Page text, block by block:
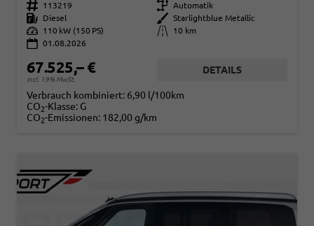
Fahrzeugnr. 113219 Getriebe Automatik
Kraftstoff
Diesel Außenfarbe
Starlightblue Metallic
Leistung
110 kW (150 PS) Kilometerstand
10 km
01.08.2026
67.525,– €
incl. 19% MwSt.
DETAILS
Verbrauch kombiniert: 6,90 l/100km
CO2-Klasse: G
CO2-Emissionen: 182,00 g/km